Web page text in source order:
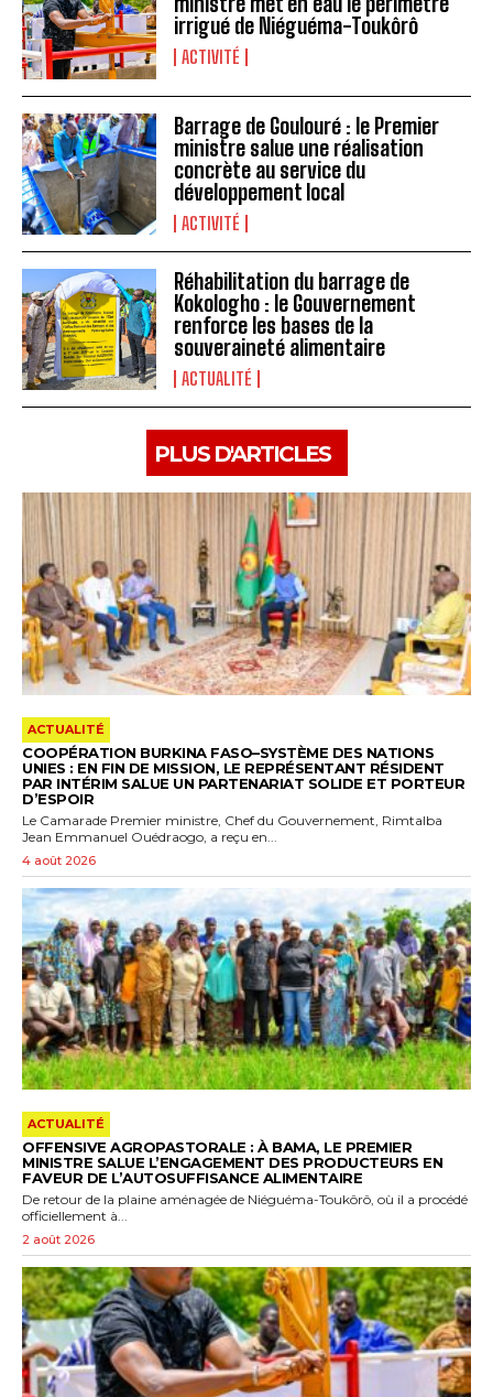
irrigué de Niéguéma-Toukôrô
ACTIVITÉ
Barrage de Goulouré : le Premier
ministre salue une réalisation
concrète au service du
développement local
ACTIVITÉ
Réhabilitation du barrage de
Kokologho : le Gouvernement
renforce les bases de la
souveraineté alimentaire ‎
ACTUALITÉ
PLUS D'ARTICLES
ACTUALITÉ
COOPÉRATION BURKINA FASO–SYSTÈME DES NATIONS
UNIES : EN FIN DE MISSION, LE REPRÉSENTANT RÉSIDENT
PAR INTÉRIM SALUE UN PARTENARIAT SOLIDE ET PORTEUR
D’ESPOIR
Le Camarade Premier ministre, Chef du Gouvernement, Rimtalba
Jean Emmanuel Ouédraogo, a reçu en...
4 août 2026
ACTUALITÉ
OFFENSIVE AGROPASTORALE : À BAMA, LE PREMIER
MINISTRE SALUE L’ENGAGEMENT DES PRODUCTEURS EN
FAVEUR DE L’AUTOSUFFISANCE ALIMENTAIRE
De retour de la plaine aménagée de Niéguéma-Toukôrô, où il a procédé
officiellement à...
2 août 2026